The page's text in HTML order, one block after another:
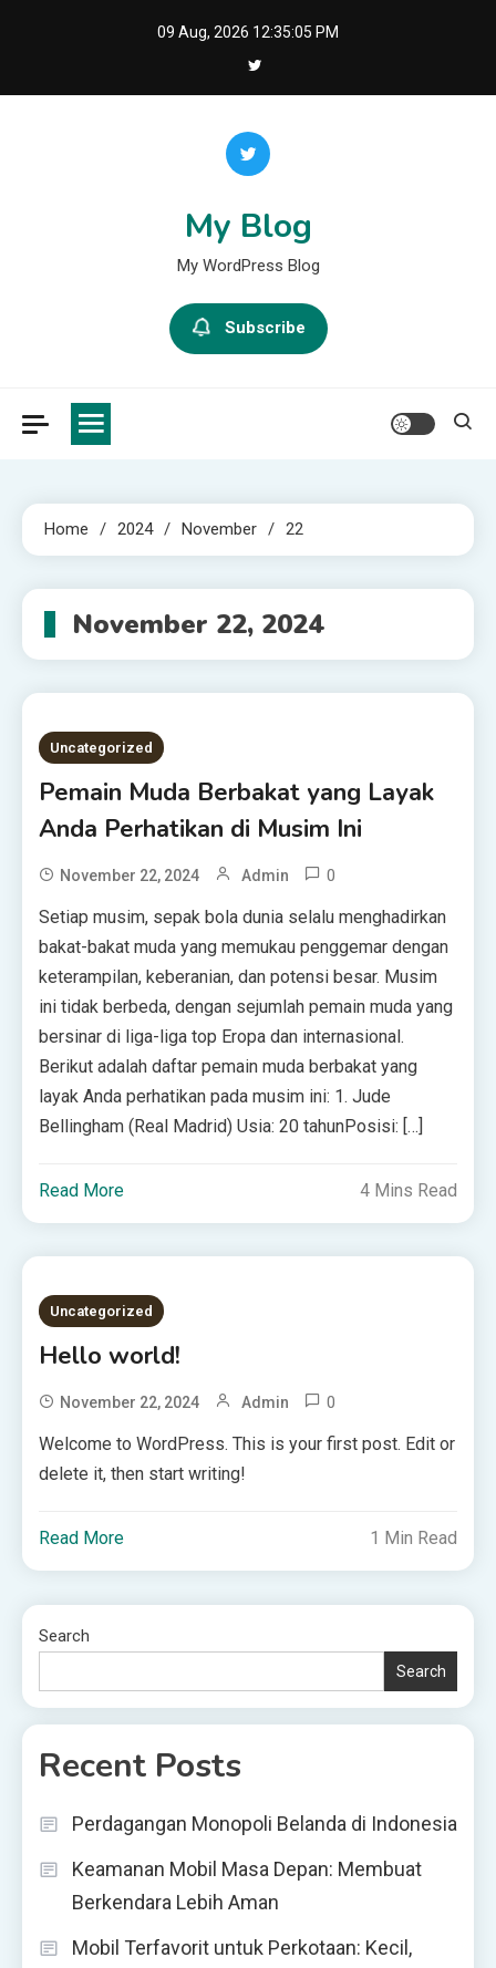
09 Aug, 2026 12:35:05 PM
My Blog
My WordPress Blog
Subscribe
Home 2024 November 22
November 22, 2024
Uncategorized
Pemain Muda Berbakat yang Layak
Anda Perhatikan di Musim Ini
November 22, 2024 Admin 0
Setiap musim, sepak bola dunia selalu menghadirkan
bakat-bakat muda yang memukau penggemar dengan
keterampilan, keberanian, dan potensi besar. Musim
ini tidak berbeda, dengan sejumlah pemain muda yang
bersinar di liga-liga top Eropa dan internasional.
Berikut adalah daftar pemain muda berbakat yang
layak Anda perhatikan pada musim ini: 1. Jude
Bellingham (Real Madrid) Usia: 20 tahunPosisi: […]
Read More 4 Mins Read
Uncategorized
Hello world!
November 22, 2024 Admin 0
Welcome to WordPress. This is your first post. Edit or
delete it, then start writing!
Read More 1 Min Read
Search
Search
Recent Posts
Perdagangan Monopoli Belanda di Indonesia
Keamanan Mobil Masa Depan: Membuat
Berkendara Lebih Aman
Mobil Terfavorit untuk Perkotaan: Kecil,